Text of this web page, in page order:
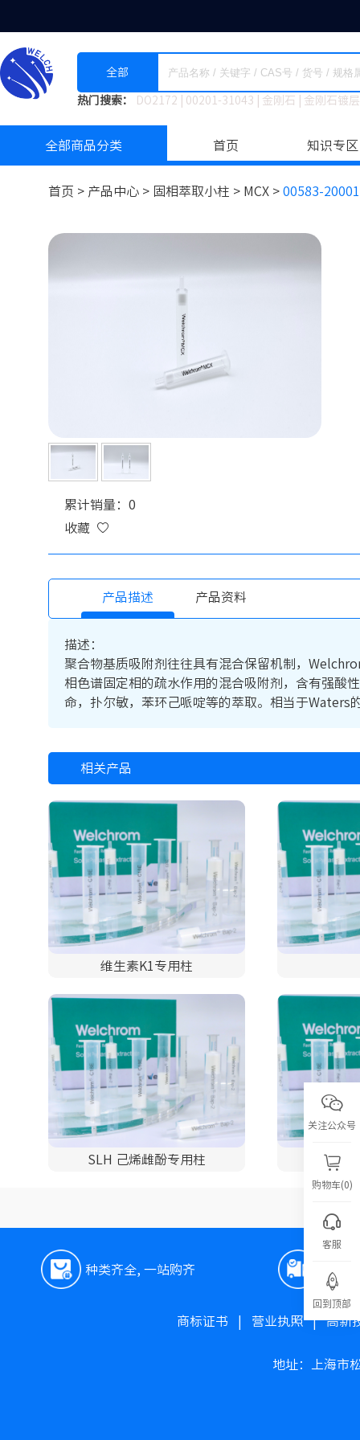
全部
热门搜索： DO2172 00201-31043 金刚石 金刚石镀
全部商品分类 首页 知识专区
首页 > 产品中心 > 固相萃取小柱 > MCX > 00583-20001
累计销量：0
收藏
产品描述 产品资料
描述：
聚合物基质吸附剂往往具有混合保留机制，
相色谱固定相的疏水作用的混合吸附剂，含有强酸
命，扑尔敏，苯环己哌啶等的萃取。相当于Waters
相关产品
维生素K1专用柱
SLH 己烯雌酚专用柱
种类齐全, 一站购齐 极速
商标证书 营业执照|高新
地址：上海市
关注公众号
购物车(0)
客服
回到顶部